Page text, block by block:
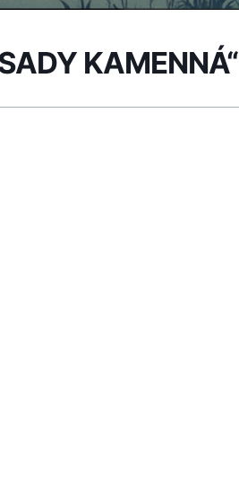
KAMENNÁ“